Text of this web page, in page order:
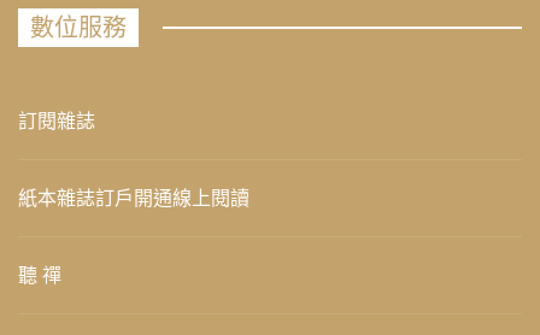
數位服務
訂閱雜誌
紙本雜誌訂戶開通線上閱讀
聽 禪